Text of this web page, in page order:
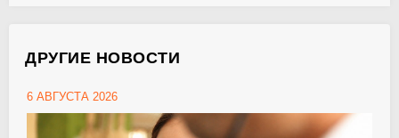
ДРУГИЕ НОВОСТИ
6 АВГУСТА 2026